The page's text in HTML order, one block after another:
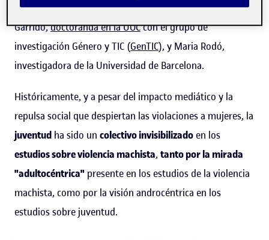
Institute (IN3), coautora del informe junto a Natalia
Garrido,doctoranda en la UOCcon el grupo de
investigación Género y TIC (GenTIC), y Maria Rodó,
investigadora de la Universidad de Barcelona.
Históricamente, y a pesar del impacto mediático y la
repulsa social que despiertan las violaciones a mujeres, la
juventud ha sido un colectivo invisibilizadoen los
estudios sobre violencia machista, tanto por la mirada
"adultocéntrica" presente en los estudios de la violencia
machista, como por la visión androcéntrica en los
estudios sobre juventud.